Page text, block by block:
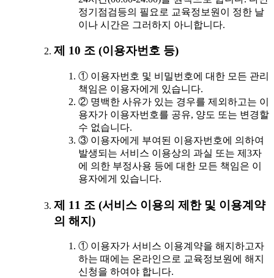
정기점검등의 필요로 교육정보원이 정한 날
이나 시간은 그러하지 아니합니다.
제 10 조 (이용자번호 등)
① 이용자번호 및 비밀번호에 대한 모든 관리
책임은 이용자에게 있습니다.
② 명백한 사유가 있는 경우를 제외하고는 이
용자가 이용자번호를 공유, 양도 또는 변경할
수 없습니다.
③ 이용자에게 부여된 이용자번호에 의하여
발생되는 서비스 이용상의 과실 또는 제3자
에 의한 부정사용 등에 대한 모든 책임은 이
용자에게 있습니다.
제 11 조 (서비스 이용의 제한 및 이용계약
의 해지)
① 이용자가 서비스 이용계약을 해지하고자
하는 때에는 온라인으로 교육정보원에 해지
신청을 하여야 합니다.